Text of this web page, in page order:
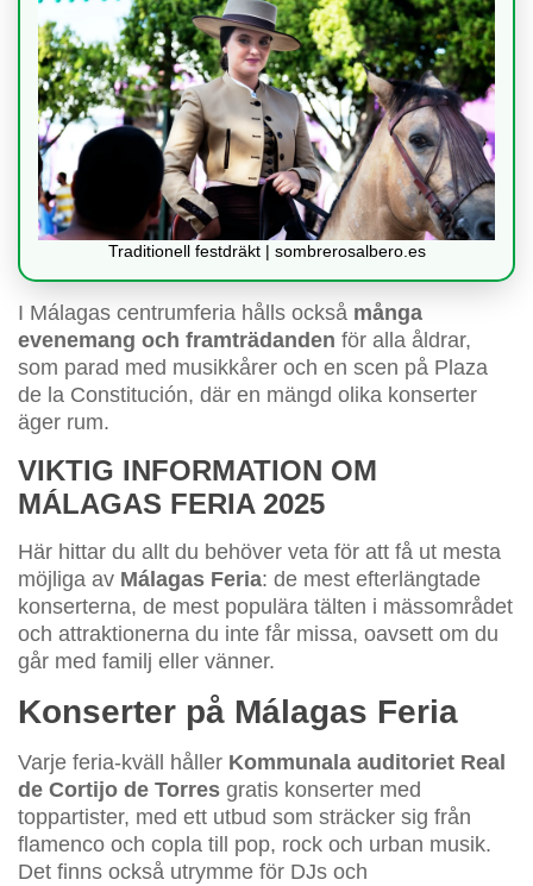
Traditionell festdräkt | sombrerosalbero.es
I Málagas centrumferia hålls också många
evenemang och framträdanden för alla åldrar,
som parad med musikkårer och en scen på Plaza
de la Constitución, där en mängd olika konserter
äger rum.
VIKTIG INFORMATION OM
MÁLAGAS FERIA 2025
Här hittar du allt du behöver veta för att få ut mesta
möjliga av Málagas Feria: de mest efterlängtade
konserterna, de mest populära tälten i mässområdet
och attraktionerna du inte får missa, oavsett om du
går med familj eller vänner.
Konserter på Málagas Feria
Varje feria-kväll håller Kommunala auditoriet Real
de Cortijo de Torres gratis konserter med
toppartister, med ett utbud som sträcker sig från
flamenco och copla till pop, rock och urban musik.
Det finns också utrymme för DJs och